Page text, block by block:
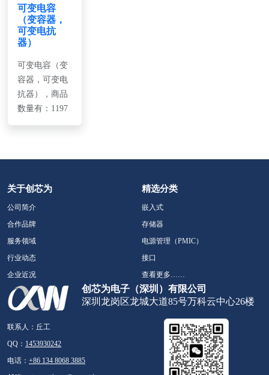
可变电容
（变容器，
可变电抗
器）
可变电容（变
容器，可变电
抗器），商品
数量有：1197
关于创芯为
公司简介
合作品牌
服务领域
行业动态
企业近况
精选分类
嵌入式
存储器
电源管理（PMIC）
接口
查看更多……
创芯为电子（深圳）有限公司
深圳龙岗区龙城大道85号万科云中心26楼
联系人：丘工
QQ： 1453930242
电话： +86 134 8068 3885